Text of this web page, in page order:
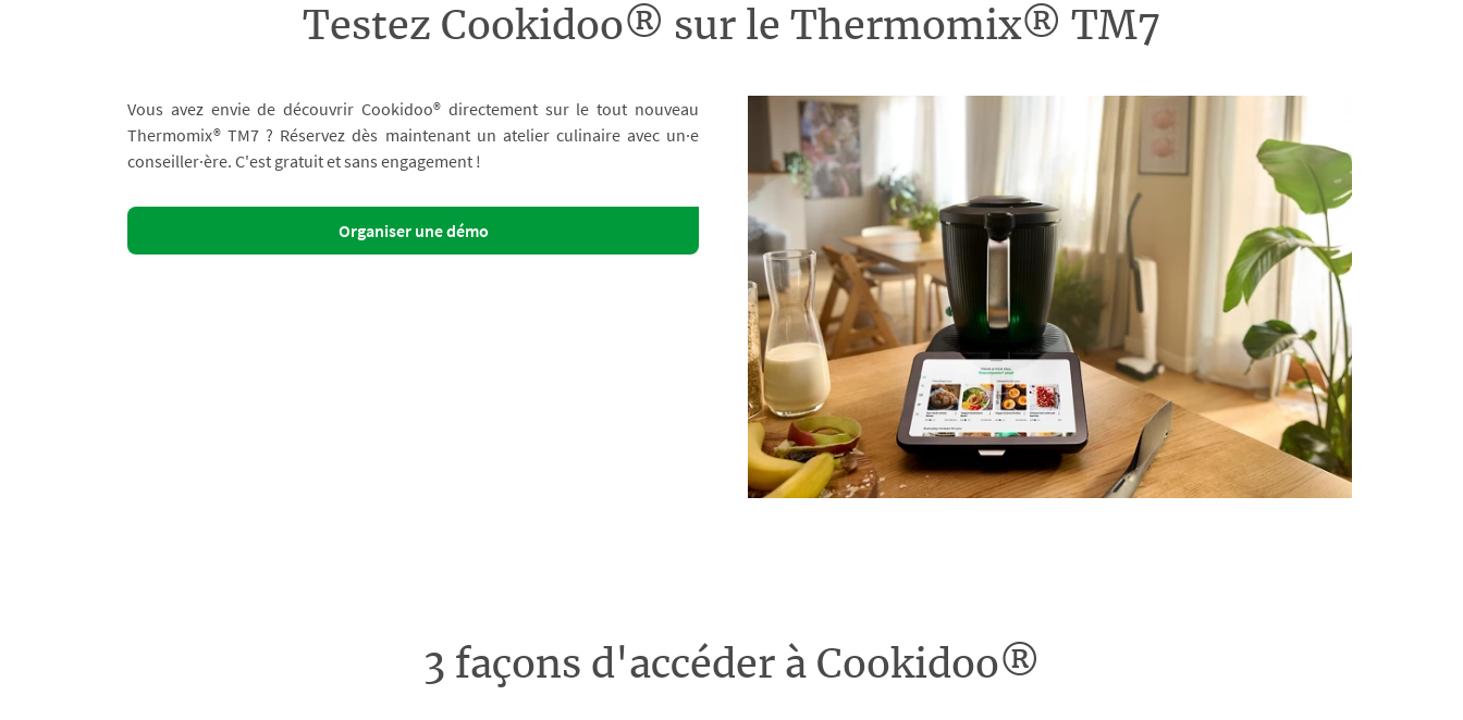
Testez Cookidoo® sur le Thermomix® TM7
Vous avez envie de découvrir Cookidoo® directement sur le tout nouveau
Thermomix® TM7 ? Réservez dès maintenant un atelier culinaire avec un·e
conseiller·ère. C'est gratuit et sans engagement !
Organiser une démo
3 façons d'accéder à Cookidoo®